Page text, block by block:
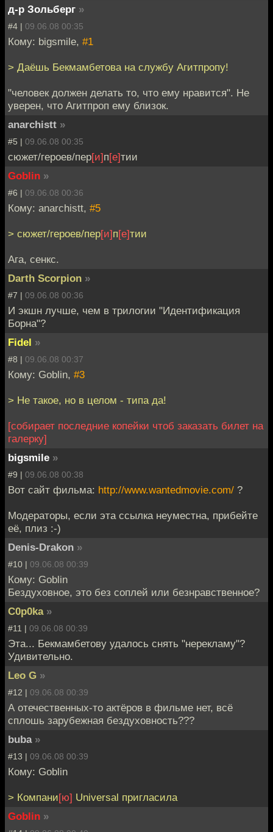
д-р Зольберг »
#4 | 09.06.08 00:35
Кому: bigsmile, #1
> Даёшь Бекмамбетова на службу Агитпропу!
"человек должен делать то, что ему нравится". Не
уверен, что Агитпроп ему близок.
anarchistt »
#5 | 09.06.08 00:35
сюжет/героев/пер[и]п[е]тии
Goblin »
#6 | 09.06.08 00:36
Кому: anarchistt, #5
> сюжет/героев/пер[и]п[е]тии
Ага, сенкс.
Darth Scorpion »
#7 | 09.06.08 00:36
И экшн лучше, чем в трилогии "Идентификация
Борна"?
Fidel »
#8 | 09.06.08 00:37
Кому: Goblin, #3
> Не такое, но в целом - типа да!
[собирает последние копейки чтоб заказать билет на
галерку]
bigsmile »
#9 | 09.06.08 00:38
Вот сайт фильма: http://www.wantedmovie.com/ ?
Модераторы, если эта ссылка неуместна, прибейте
её, плиз :-)
Denis-Drakon »
#10 | 09.06.08 00:39
Кому: Goblin
Бездуховное, это без соплей или безнравственное?
C0p0ka »
#11 | 09.06.08 00:39
Эта... Бекмамбетову удалось снять "нерекламу"?
Удивительно.
Leo G »
#12 | 09.06.08 00:39
А отечественных-то актёров в фильме нет, всё
сплошь зарубежная бездуховность???
buba »
#13 | 09.06.08 00:39
Кому: Goblin
> Компани[ю] Universal пригласила
Goblin »